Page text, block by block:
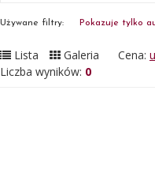
Używane filtry: Pokazuje tylko
Lista Galeria Cena:
Liczba wyników: 0